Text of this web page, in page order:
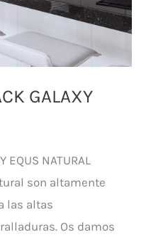
GALAXY
EQUS NATURAL
son altamente
las altas
Os damos